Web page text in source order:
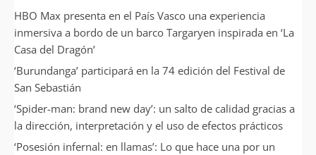
HBO Max presenta en el País Vasco una experiencia
inmersiva a bordo de un barco Targaryen inspirada en ‘La
Casa del Dragón’
‘Burundanga’ participará en la 74 edición del Festival de
San Sebastián
‘Spider-man: brand new day’: un salto de calidad gracias a
la dirección, interpretación y el uso de efectos prácticos
‘Posesión infernal: en llamas’: Lo que hace una por un